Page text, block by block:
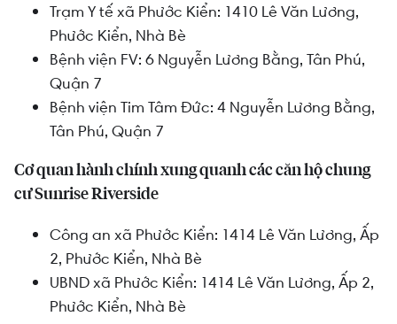
Trạm Y tế xã Phước Kiển: 1410 Lê Văn Lương,
Phước Kiển, Nhà Bè
Bệnh viện FV: 6 Nguyễn Lương Bằng, Tân Phú,
Quận 7
Bệnh viện Tim Tâm Đức: 4 Nguyễn Lương Bằng,
Tân Phú, Quận 7
Cơ quan hành chính xung quanh các căn hộ chung
cư Sunrise Riverside
Công an xã Phước Kiển: 1414 Lê Văn Lương, Ấp
2, Phước Kiển, Nhà Bè
UBND xã Phước Kiển: 1414 Lê Văn Lương, Ấp 2,
Phước Kiển, Nhà Bè